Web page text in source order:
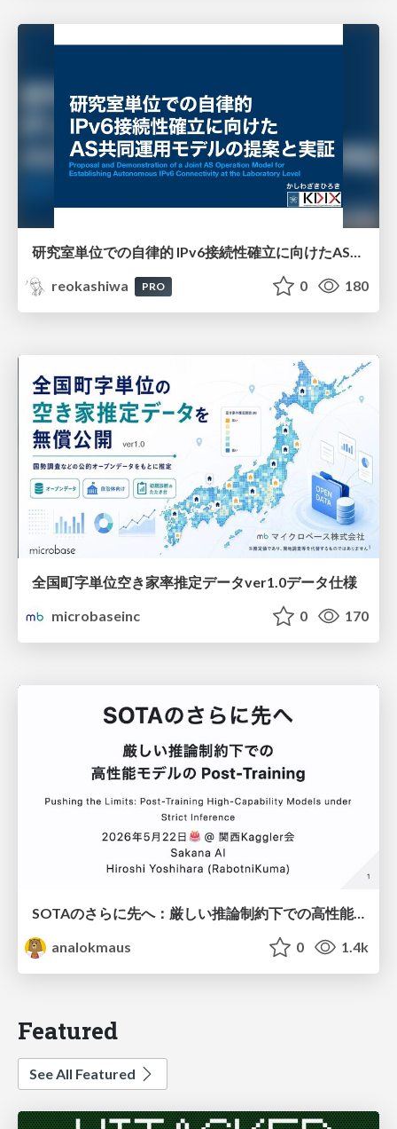
研究室単位での自律的 IPv6接続性確立に向けたAS共同運用モデルの提案と実証
reokashiwa
PRO 0 180
全国町字単位空き家率推定データver1.0データ仕様
microbaseinc
0 170
SOTAのさらに先へ：厳しい推論制約下での高性能モデルのPost-Training
analokmaus
0 1.4k
Featured
See All Featured